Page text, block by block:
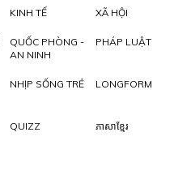
KINH TẾ XÃ HỘI
QUỐC PHÒNG -
AN NINH
PHÁP LUẬT
NHỊP SỐNG TRẺ LONGFORM
QUIZZ ភាសាខ្មែរ